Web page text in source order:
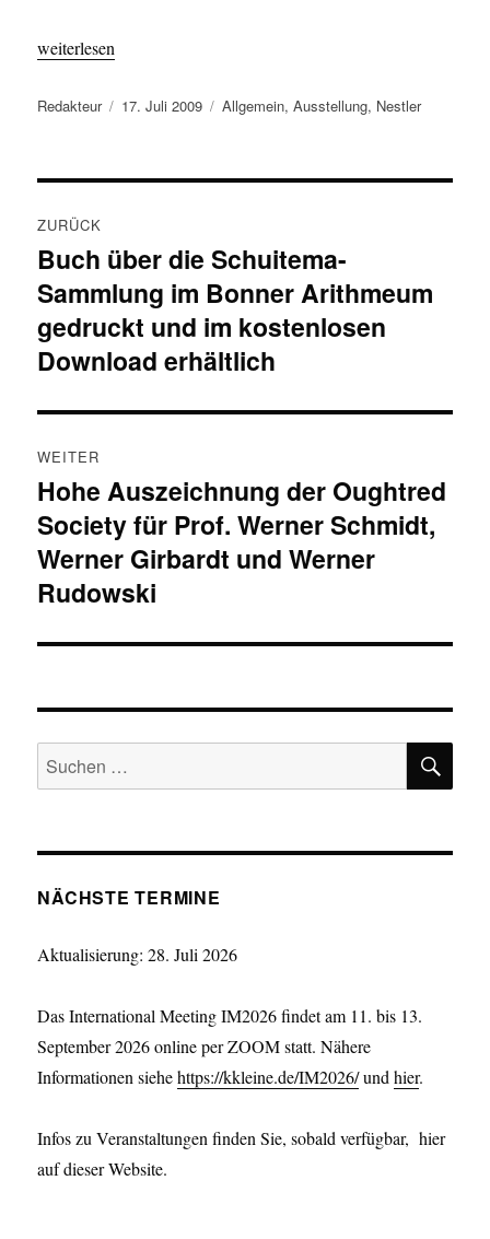
weiterlesen
Autor
Redakteur
Veröffentlicht
17. Juli 2009 Kategorien
Allgemein,Ausstellung, Nestler
ZURÜCK
Vorheriger
Beitrag:
Buch über die Schuitema-
Sammlung im Bonner Arithmeum
gedruckt und im kostenlosen
Download erhältlich
WEITER
Nächster
Beitrag:
Hohe Auszeichnung der Oughtred
Society für Prof. Werner Schmidt,
Werner Girbardt und Werner
Rudowski
Suchen
nach:
NÄCHSTE TERMINE
Aktualisierung: 28. Juli 2026
Das International Meeting IM2026 findet am 11. bis 13.
September 2026 online per ZOOM statt. Nähere
Informationen siehehttps://kkleine.de/IM2026/undhier.
Infos zu Veranstaltungen finden Sie, sobald verfügbar, hier
auf dieser Website.